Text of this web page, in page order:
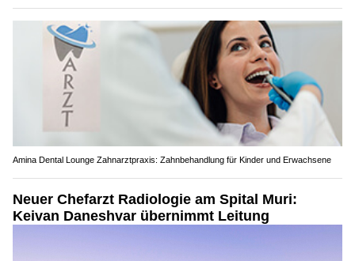
Amina Dental Lounge Zahnarztpraxis: Zahnbehandlung für Kinder und Erwachsene
Neuer Chefarzt Radiologie am Spital Muri:
Keivan Daneshvar übernimmt Leitung